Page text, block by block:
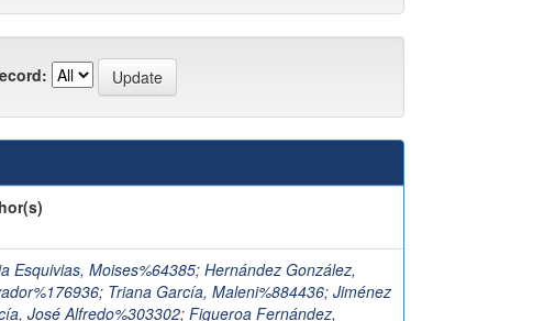
Esquivias, Moises%64385; Hernández González,
; Triana García, Maleni%884436; Jiménez
José Alfredo%303302; Figueroa Fernández,